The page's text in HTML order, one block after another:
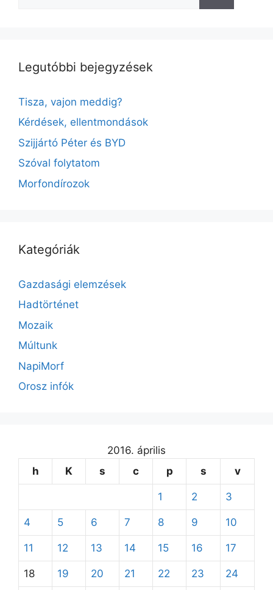
Legutóbbi bejegyzések
Tisza, vajon meddig?
Kérdések, ellentmondások
Szijjártó Péter és BYD
Szóval folytatom
Morfondírozok
Kategóriák
Gazdasági elemzések
Hadtörténet
Mozaik
Múltunk
NapiMorf
Orosz infók
2016. április
h
K s c p s v
1 2 3
4 5 6 7 8 9 10
11 12 13 14 15 16 17
18 19 20 21 22 23 24